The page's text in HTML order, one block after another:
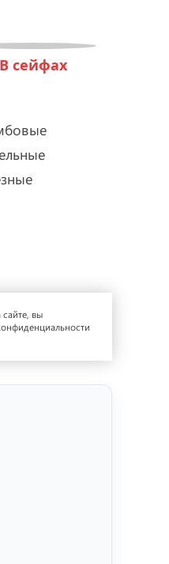
В сейфах
вы